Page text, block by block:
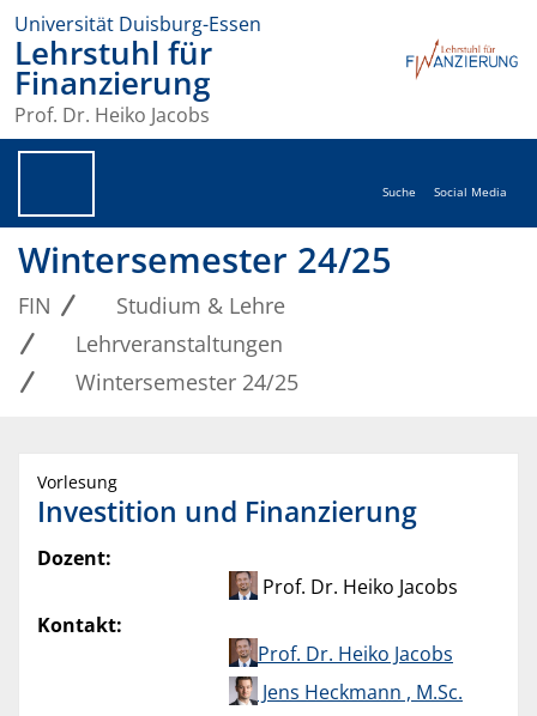
Universität Duisburg-Essen
Lehrstuhl für
Finanzierung
Prof. Dr. Heiko Jacobs
Suche Social Media
Wintersemester 24/25
FIN
Studium & Lehre
Lehrveranstaltungen
Wintersemester 24/25
Vorlesung
Investition und Finanzierung
Dozent:
Prof. Dr. Heiko Jacobs
Kontakt:
Prof. Dr. Heiko Jacobs
Jens Heckmann , M.Sc.